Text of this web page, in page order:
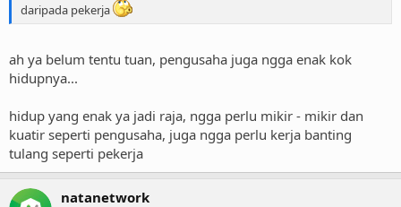
daripada pekerja
ah ya belum tentu tuan, pengusaha juga ngga enak kok
hidupnya...
hidup yang enak ya jadi raja, ngga perlu mikir - mikir dan
kuatir seperti pengusaha, juga ngga perlu kerja banting
tulang seperti pekerja
natanetwork